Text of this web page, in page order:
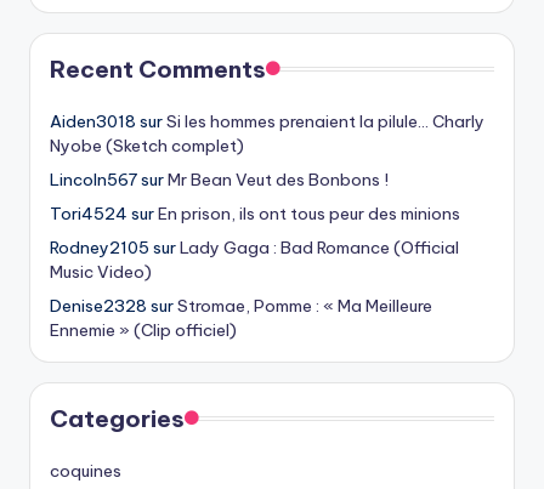
Recent Comments
Aiden3018 surSi les hommes prenaient la pilule… Charly
Nyobe (Sketch complet)
Lincoln567surMr Bean Veut des Bonbons !
Tori4524 surEn prison, ils ont tous peur des minions
Rodney2105 surLady Gaga : Bad Romance (Official
Music Video)
Denise2328 surStromae, Pomme : « Ma Meilleure
Ennemie » (Clip officiel)
Categories
coquines